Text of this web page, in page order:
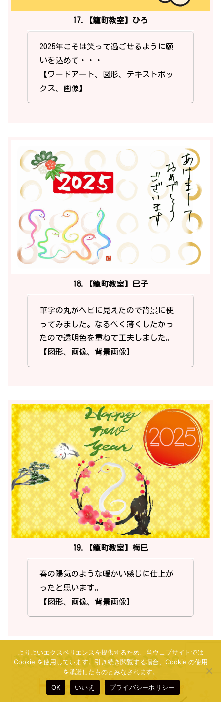
17.【籠町教室】ひろ
2025年こそは笑って過ごせるように願
いを込めて・・・
【ワードアート、図形、テキストボッ
クス、画像】
18.【籠町教室】巳子
筆字の丸がヘビに見えたので背景に使
ってみました。なるべく薄くしたかっ
たので透明色を重ねて工夫しました。
【図形、画像、背景画像】
19.【籠町教室】梅巳
春の陽気のような暖かい感じに仕上が
ったと思います。
【図形、画像、背景画像】
よりよいエクスペリエンスを提供するため、当ウェブサイトでは
Cookie を使用しています。引き続き閲覧する場合、Cookie の使用
を承諾したものとみなされます。
OK
いいえ プライバシーポリシー